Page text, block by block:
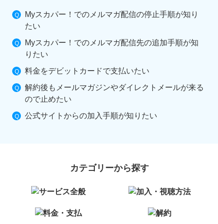
Myスカパー！でのメルマガ配信の停止手順が知り
たい
Myスカパー！でのメルマガ配信先の追加手順が知
りたい
料金をデビットカードで支払いたい
解約後もメールマガジンやダイレクトメールが来る
ので止めたい
公式サイトからの加入手順が知りたい
カテゴリーから探す